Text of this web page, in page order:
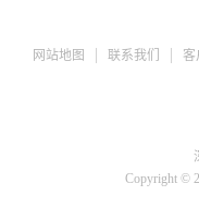
网站地图 联系我们 客
Copyright ©